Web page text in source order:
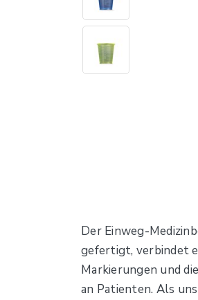
Der Einweg-
gefertigt, verbindet
Markierungen und
an Patienten. Als